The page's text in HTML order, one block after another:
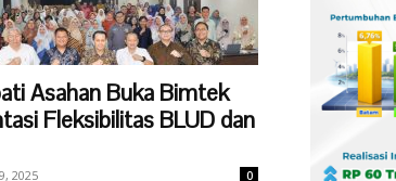
Asahan Buka Bimtek
Fleksibilitas BLUD dan
2025 0